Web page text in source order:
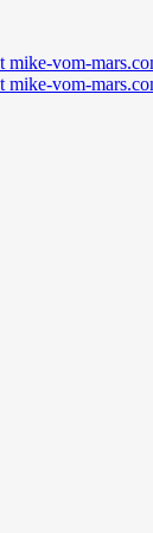
mike-vom-
mike-vom-